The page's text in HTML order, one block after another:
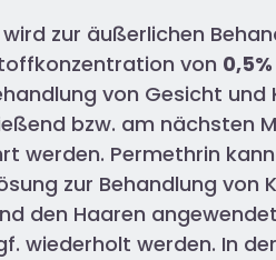
zur äußerlichen
von 0,5%
von Gesicht
bzw. am nächsten
werden. Permethrin
zur Behandlung
den Haaren
wiederholt werden. In